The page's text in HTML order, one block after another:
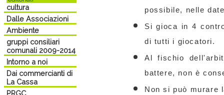
cultura
Dalle Associazioni
Ambiente
gruppi consiliari
comunali 2009-2014
Intorno a noi
Dai commercianti di
La Cassa
PRGC
possibile, nelle
Si gioca in 4
di tutti i giocatori.
Al fischio
battere, non è
Non si può murare